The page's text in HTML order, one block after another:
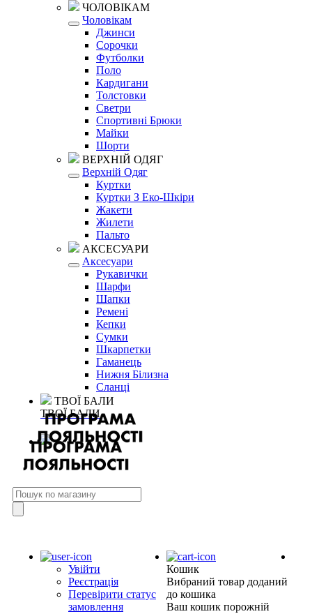
ЧОЛОВІКАМ
Чоловікам
Джинси
Сорочки
Футболки
Поло
Кардигани
Толстовки
Светри
Спортивні Брюки
Майки
Шорти
ВЕРХНІЙ ОДЯГ
Верхній Одяг
Куртки
Куртки З Еко-Шкіри
Жакети
Жилети
Пальто
АКСЕСУАРИ
Аксесуари
Рукавички
Шарфи
Шапки
Ремені
Кепки
Сумки
Шкарпетки
Гаманець
Нижня Білизна
Сланці
ТВОЇ БАЛИ
ТВОЇ БАЛИ
Увійти
Реєстрація
Перевірити статус
замовлення
Кошик
Вибраний товар доданий
до кошика
Ваш кошик порожній